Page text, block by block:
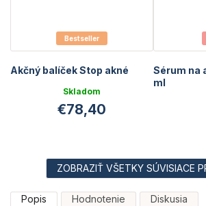
Bestseller
Akčný balíček Stop akné
Skladom
€78,40
Sérum na
ml
ZOBRAZIŤ VŠETKY SÚVISIACE
Popis Hodnotenie Diskusia